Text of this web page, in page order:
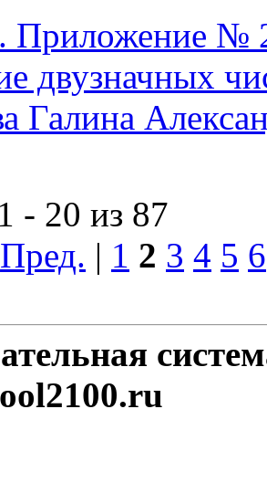
Приложение №
двузначных
Галина
- 20 из 87
Пред. | 1 2 3 4 5 6